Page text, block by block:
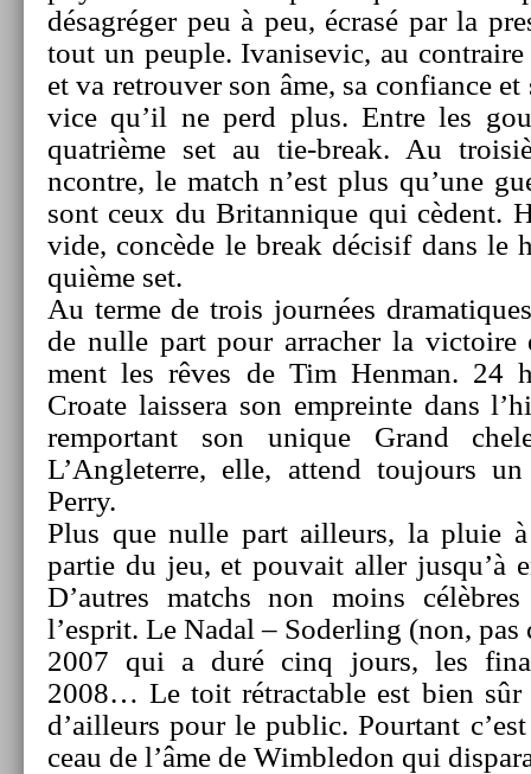
désagréger peu à peu, écrasé par la
tout un peu­ple. Ivanisevic, au
et va retro­uv­er son âme, sa con­fian­ce
vice qu’il ne perd plus. Entre les
quat­rième set au tie-break. Au
ncontre, le match n’est plus qu’une
sont ceux du Britan­nique qui cèdent.
vide, concède le break décisif dans
quiè­me set.
Au terme de trois journées
de nulle part pour ar­rach­er la
ment les rêves de Tim Hen­man. 24
Croate lais­sera son em­prein­te dans
re­mpor­tant son uni­que Grand
L’Angleter­re, elle, at­tend toujours
Perry.
Plus que nulle part ail­leurs, la pluie
par­tie du jeu, et pouvait aller jusqu’à
D’aut­res matchs non moins
l’esprit. Le Nadal – Soderl­ing (non, pas
2007 qui a duré cinq jours, les
2008… Le toit rétract­able est bien sûr
d’ail­leurs pour le pub­lic. Pour­tant
ceau de l’âme de Wimbledon qui